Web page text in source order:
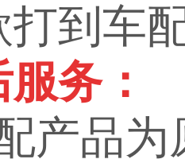
打到车
务：
产品